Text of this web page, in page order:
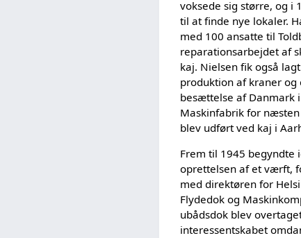
voksede sig større, og i
til at finde nye lokaler.
med 100 ansatte til
reparationsarbejdet af
kaj. Nielsen fik også
produktion af kraner og
besættelse af Danmark
Maskinfabrik for
blev udført ved kaj i
Frem til 1945
oprettelsen af et værft,
med direktøren for
Flydedok og
ubådsdok blev
interessentskabet